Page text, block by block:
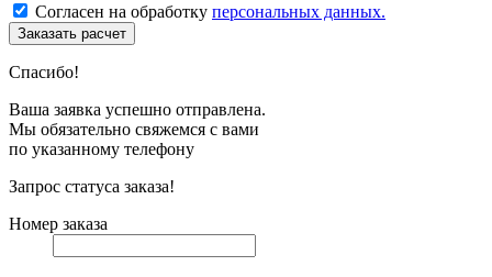
Согласен на обработку персональных данных.
Спасибо!
Ваша заявка успешно отправлена.
Мы обязательно свяжемся с вами
по указанному телефону
Запрос статуса заказа!
Номер заказа